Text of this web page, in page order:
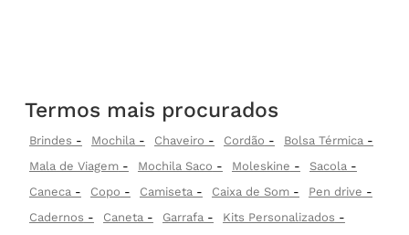
Termos mais procurados
Brindes Mochila Chaveiro Cordão
Bolsa Térmica
Mala de Viagem
Mochila Saco Moleskine
Sacola
Caneca
Copo Camiseta Caixa de Som
Pen drive
Cadernos
Caneta Garrafa
Kits Personalizados